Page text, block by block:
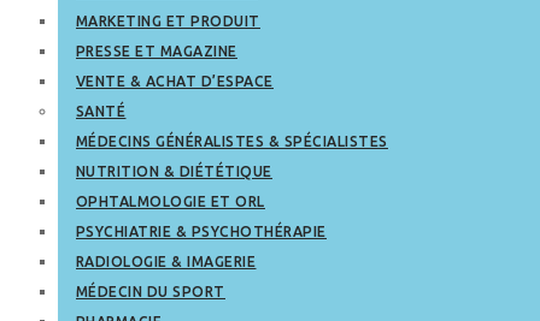
MARKETING ET PRODUIT
PRESSE ET MAGAZINE
VENTE & ACHAT D’ESPACE
SANTÉ
MÉDECINS GÉNÉRALISTES & SPÉCIALISTES
NUTRITION & DIÉTÉTIQUE
OPHTALMOLOGIE ET ORL
PSYCHIATRIE & PSYCHOTHÉRAPIE
RADIOLOGIE & IMAGERIE
MÉDECIN DU SPORT